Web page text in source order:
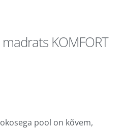
KOMFORT
pool on kõvem,